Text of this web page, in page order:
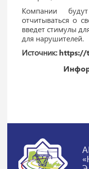
Компании
отчитываться о
введет стимулы
для нарушителей.
Источник: https://